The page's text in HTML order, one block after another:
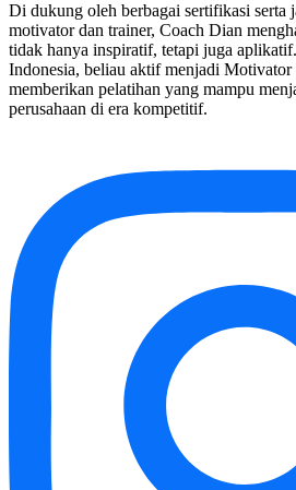
Di dukung oleh berbagai sertifikasi serta
motivator dan trainer, Coach Dian
tidak hanya inspiratif, tetapi juga
Indonesia, beliau aktif menjadi Motivator
memberikan pelatihan yang mampu
perusahaan di era kompetitif.